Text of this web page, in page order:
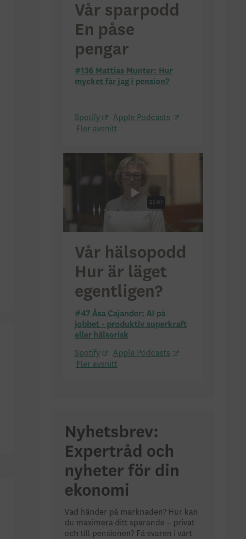
Vår sparpodd
En påse
pengar
#136 Mattias Munter: Hur
mycket får jag i pension?
Spotify
Apple Podcasts
Fler avsnitt
Vår hälsopodd
Hur är läget
egentligen?
#47 Åsa Cajander: AI på
jobbet - produktiv superkraft
eller hälsorisk
Spotify
Apple Podcasts
Fler avsnitt
Nyhetsbrev:
Expertråd och
nyheter för din
ekonomi
Vad händer på marknaden? Hur kan
du maximera ditt sparande – privat
och till pensionen? Få svaren i vårt